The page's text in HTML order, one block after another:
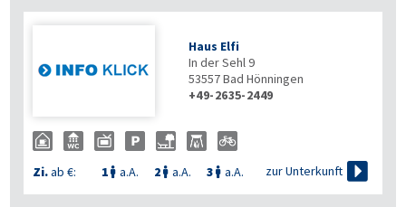
Haus Elfi
In der Sehl 9
53557Bad Hönningen
+49-2635-2449
Zi.ab €: 1  a.A. 2  a.A. 3  a.A. zur Unterkunft 